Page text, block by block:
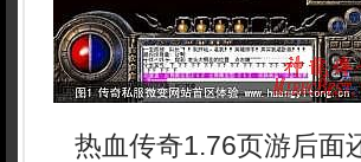
热血传奇1.76页游后